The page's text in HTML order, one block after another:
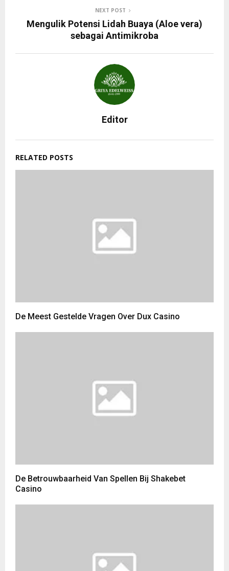
NEXT POST
Mengulik Potensi Lidah Buaya (Aloe vera)
sebagai Antimikroba
Editor
RELATED POSTS
De Meest Gestelde Vragen Over Dux Casino
De Betrouwbaarheid Van Spellen Bij Shakebet
Casino